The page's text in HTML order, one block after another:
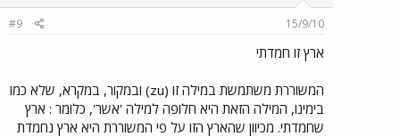
15/9/10
#9
ארץ זו חמדתי
המשוררת משתמשת במילה זו (zu) ובמקור, במקרא, שלא כמו
בימינו, המילה הזאת היא חלופה למילה 'אשר', כלומר : ארץ
שחמדתי. מכיוון שהארץ הזו על פי המשוררת היא ארץ נחמדת